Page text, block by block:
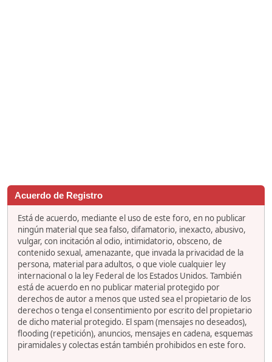
Acuerdo de Registro
Está de acuerdo, mediante el uso de este foro, en no publicar
ningún material que sea falso, difamatorio, inexacto, abusivo,
vulgar, con incitación al odio, intimidatorio, obsceno, de
contenido sexual, amenazante, que invada la privacidad de la
persona, material para adultos, o que viole cualquier ley
internacional o la ley Federal de los Estados Unidos. También
está de acuerdo en no publicar material protegido por
derechos de autor a menos que usted sea el propietario de los
derechos o tenga el consentimiento por escrito del propietario
de dicho material protegido. El spam (mensajes no deseados),
flooding (repetición), anuncios, mensajes en cadena, esquemas
piramidales y colectas están también prohibidos en este foro.